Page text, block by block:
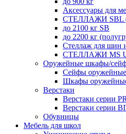
Аксессуары для
СТЕЛЛАЖИ SBL
до 2100 кг SB
до 2200 кг
Стеллаж для шин
СТЕЛЛАЖИ MS
Оружейные шкафы/
Сейфы оружейные
Шкафы
Верстаки
Верстаки серии
Верстаки серии
Обувницы
Мебель для школ